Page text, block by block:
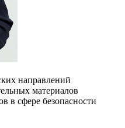
направлений
материалов
в сфере безопасности